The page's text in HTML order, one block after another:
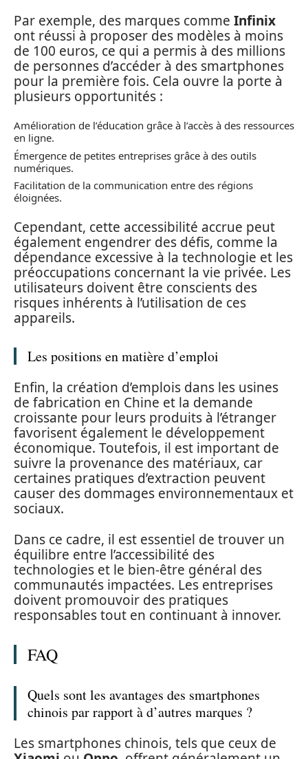
Par exemple, des marques comme Infinix
ont réussi à proposer des modèles à moins
de 100 euros, ce qui a permis à des millions
de personnes d’accéder à des smartphones
pour la première fois. Cela ouvre la porte à
plusieurs opportunités :
Amélioration de l’éducation grâce à l’accès à des ressources
en ligne.
Émergence de petites entreprises grâce à des outils
numériques.
Facilitation de la communication entre des régions
éloignées.
Cependant, cette accessibilité accrue peut
également engendrer des défis, comme la
dépendance excessive à la technologie et les
préoccupations concernant la vie privée. Les
utilisateurs doivent être conscients des
risques inhérents à l’utilisation de ces
appareils.
Les positions en matière d’emploi
Enfin, la création d’emplois dans les usines
de fabrication en Chine et la demande
croissante pour leurs produits à l’étranger
favorisent également le développement
économique. Toutefois, il est important de
suivre la provenance des matériaux, car
certaines pratiques d’extraction peuvent
causer des dommages environnementaux et
sociaux.
Dans ce cadre, il est essentiel de trouver un
équilibre entre l’accessibilité des
technologies et le bien-être général des
communautés impactées. Les entreprises
doivent promouvoir des pratiques
responsables tout en continuant à innover.
FAQ
Quels sont les avantages des smartphones
chinois par rapport à d’autres marques ?
Les smartphones chinois, tels que ceux de